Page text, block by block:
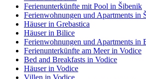
Ferienunterkünfte mit Pool in Šibenik
Ferienwohnungen und Apartments in
Häuser in Grebastica
Häuser in Bilice
Ferienwohnungen und Apartments in
Ferienunterkünfte am Meer in Vodice
Bed and Breakfasts in Vodice
Häuser in Vodice
Villen in Vodice